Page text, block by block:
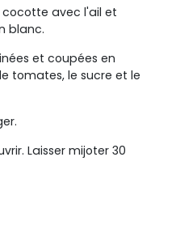
cocotte avec l'ail et
blanc.
et coupées en
tomates, le sucre et le
Laisser mijoter 30